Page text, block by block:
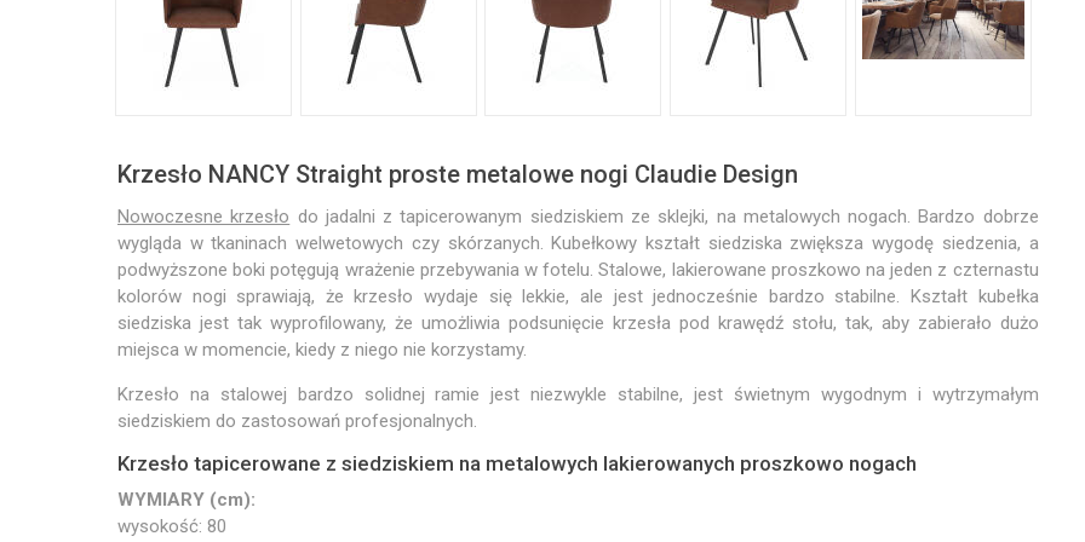
Krzesło NANCY Straight proste metalowe nogi Claudie Design
Nowoczesne krzesło do jadalni z tapicerowanym siedziskiem ze sklejki, na metalowych nogach. Bardzo dobrze
wygląda w tkaninach welwetowych czy skórzanych. Kubełkowy kształt siedziska zwiększa wygodę siedzenia, a
podwyższone boki potęgują wrażenie przebywania w fotelu. Stalowe, lakierowane proszkowo na jeden z czternastu
kolorów nogi sprawiają, że krzesło wydaje się lekkie, ale jest jednocześnie bardzo stabilne. Kształt kubełka
siedziska jest tak wyprofilowany, że umożliwia podsunięcie krzesła pod krawędź stołu, tak, aby zabierało dużo
miejsca w momencie, kiedy z niego nie korzystamy.
Krzesło na stalowej bardzo solidnej ramie jest niezwykle stabilne, jest świetnym wygodnym i wytrzymałym
siedziskiem do zastosowań profesjonalnych.
Krzesło tapicerowane z siedziskiem na metalowych lakierowanych proszkowo nogach
WYMIARY (cm):
wysokość: 80